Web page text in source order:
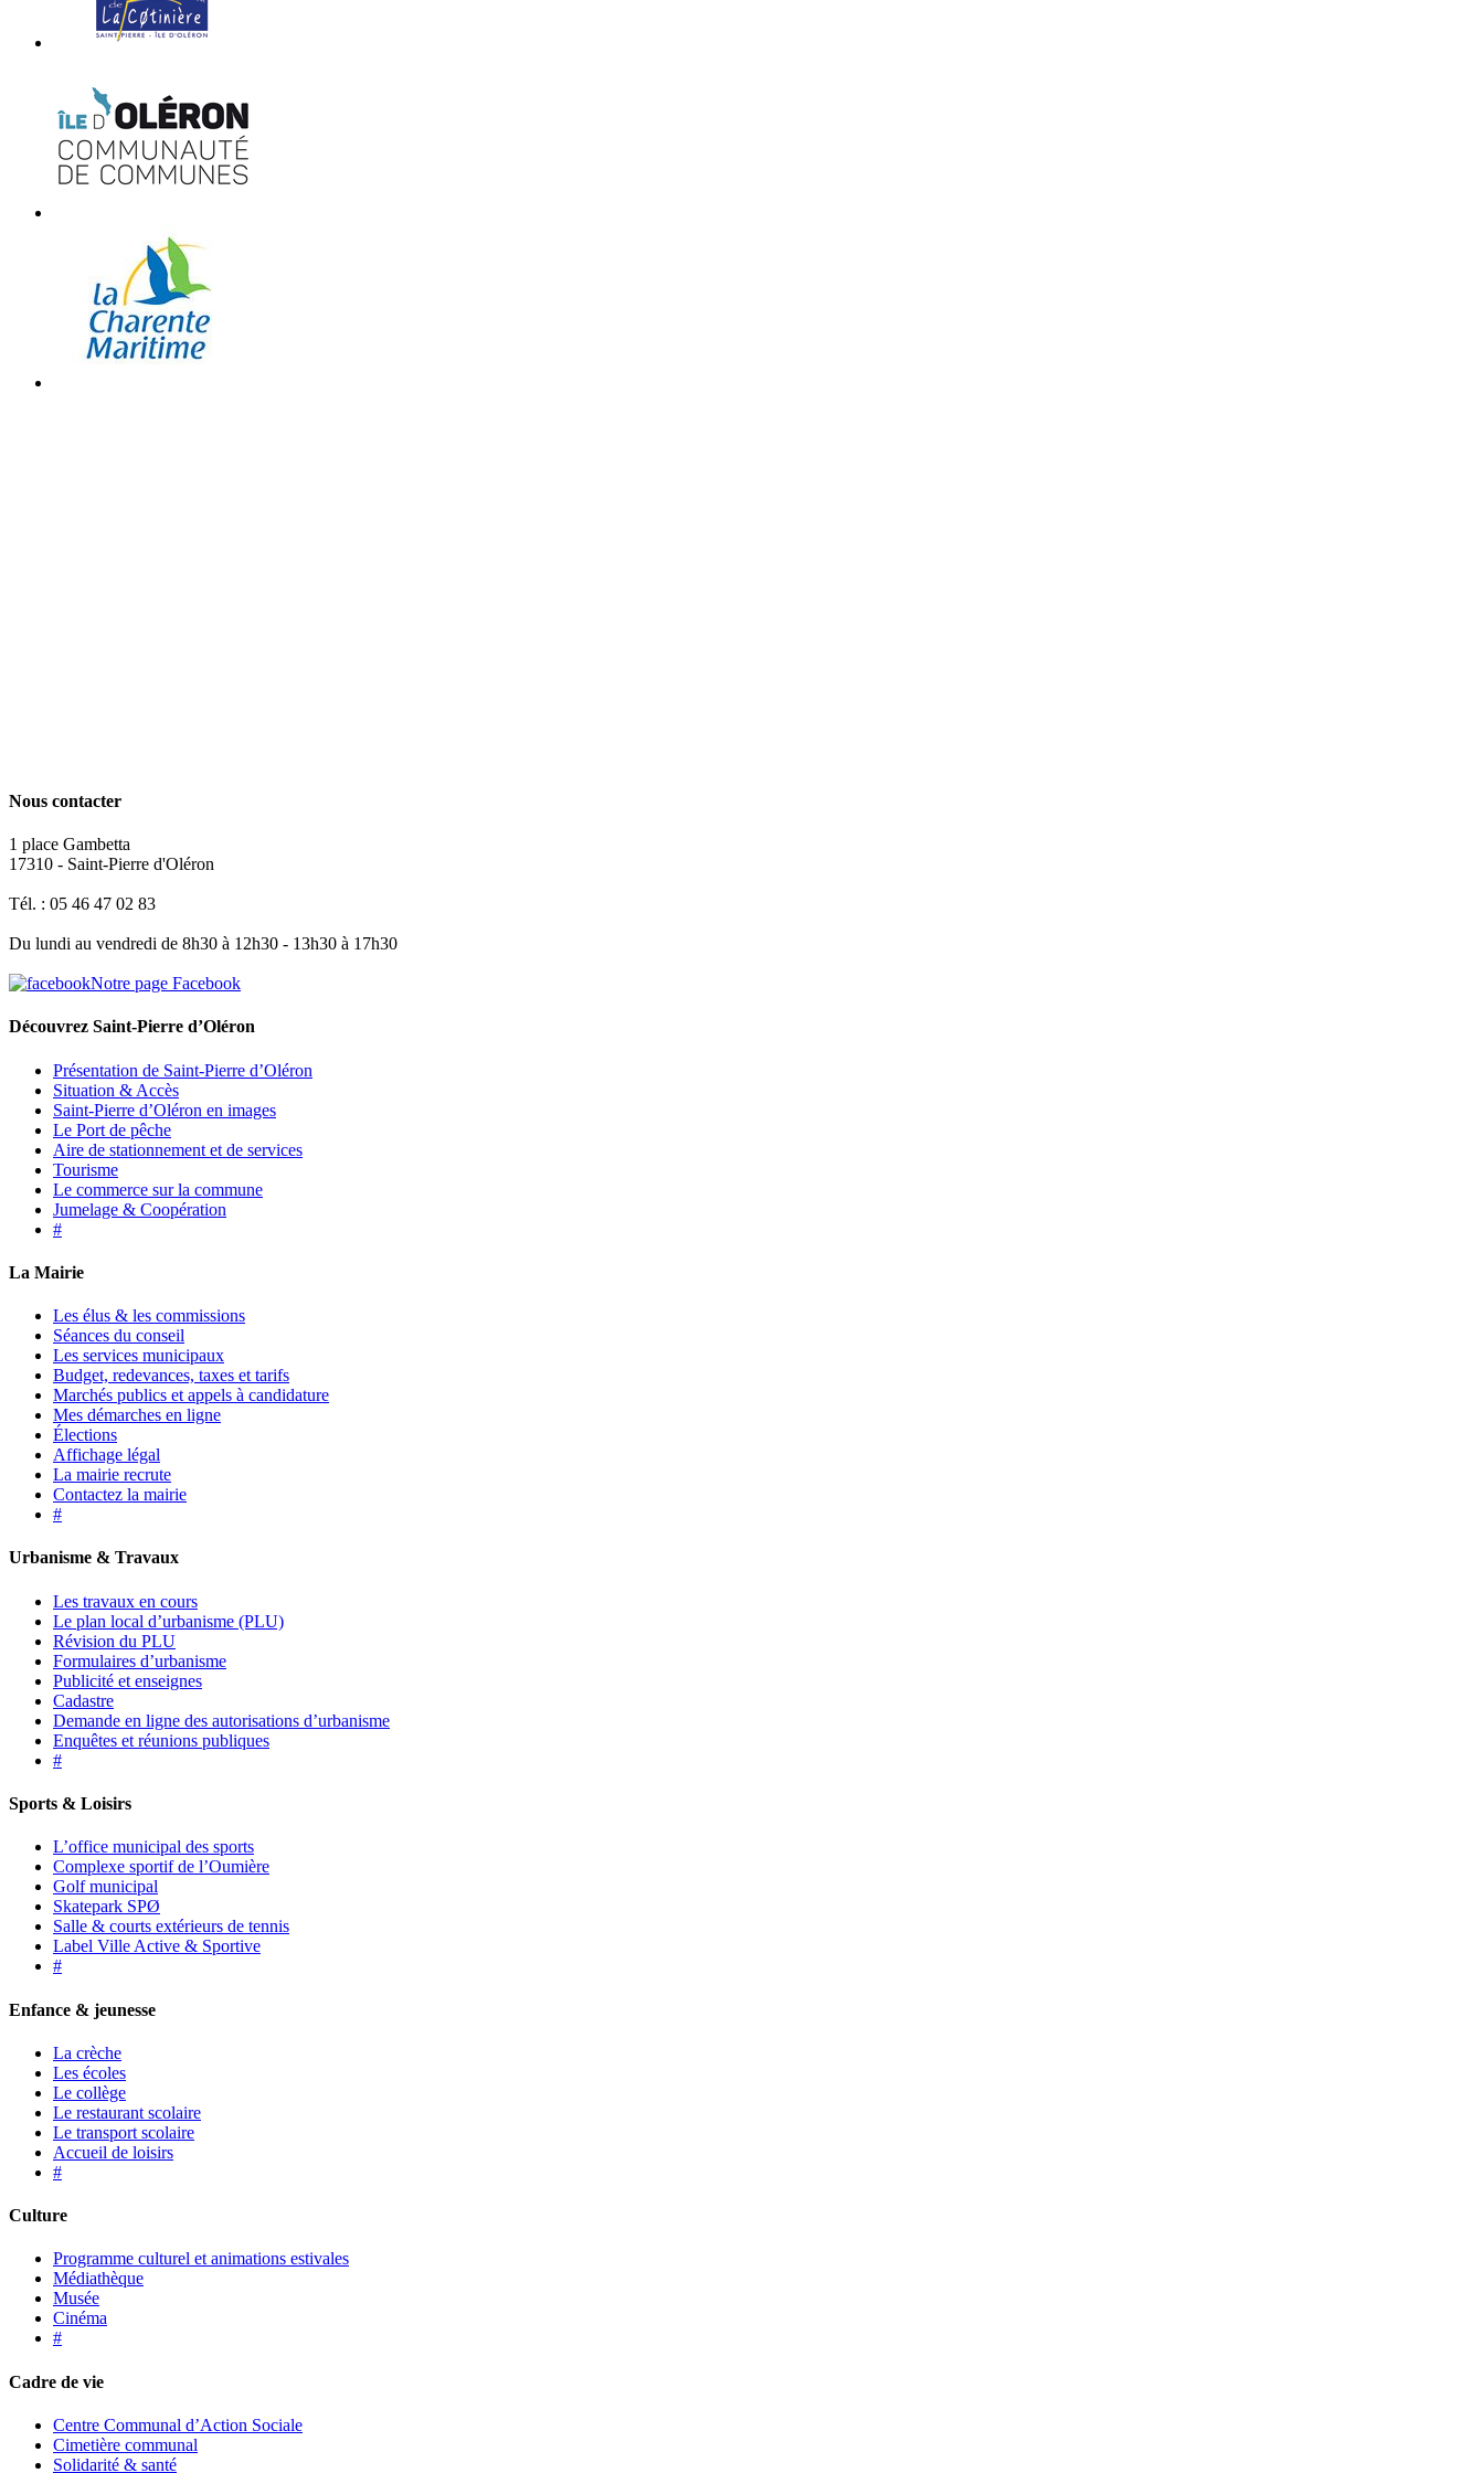
Nous contacter
1 place Gambetta
17310 - Saint-Pierre d'Oléron
Tél. : 05 46 47 02 83
Du lundi au vendredi de 8h30 à 12h30 - 13h30 à 17h30
Notre page Facebook
Découvrez Saint-Pierre d’Oléron
Présentation de Saint-Pierre d’Oléron
Situation & Accès
Saint-Pierre d’Oléron en images
Le Port de pêche
Aire de stationnement et de services
Tourisme
Le commerce sur la commune
Jumelage & Coopération
#
La Mairie
Les élus & les commissions
Séances du conseil
Les services municipaux
Budget, redevances, taxes et tarifs
Marchés publics et appels à candidature
Mes démarches en ligne
Élections
Affichage légal
La mairie recrute
Contactez la mairie
#
Urbanisme & Travaux
Les travaux en cours
Le plan local d’urbanisme (PLU)
Révision du PLU
Formulaires d’urbanisme
Publicité et enseignes
Cadastre
Demande en ligne des autorisations d’urbanisme
Enquêtes et réunions publiques
#
Sports & Loisirs
L’office municipal des sports
Complexe sportif de l’Oumière
Golf municipal
Skatepark SPØ
Salle & courts extérieurs de tennis
Label Ville Active & Sportive
#
Enfance & jeunesse
La crèche
Les écoles
Le collège
Le restaurant scolaire
Le transport scolaire
Accueil de loisirs
#
Culture
Programme culturel et animations estivales
Médiathèque
Musée
Cinéma
#
Cadre de vie
Centre Communal d’Action Sociale
Cimetière communal
Solidarité & santé